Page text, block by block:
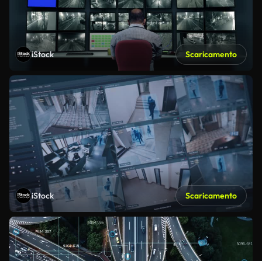
iStock Scaricamento
iStock Scaricamento